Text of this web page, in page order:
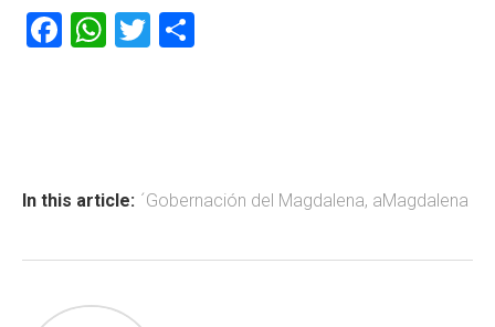
F
ok
W
p
T
tir
In this article: ´Gobernación del Magdalena, aMagdalena